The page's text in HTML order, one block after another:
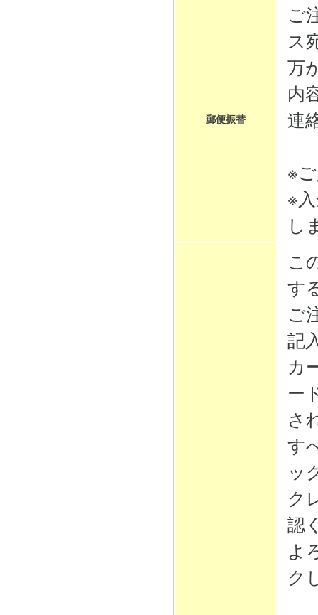
郵便振替
ご
ス
万
内
連
※
※
し
こ
す
ご
記
カ
ー
さ
す
ッ
ク
認
よ
ク